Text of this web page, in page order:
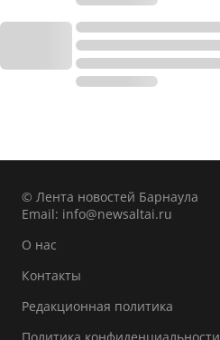
© Лента новостей Барнаула
Email: info@newsaltai.ru
О нас
Контакты
Редакционная политика